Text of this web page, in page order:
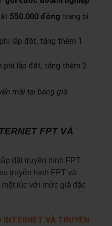
550.000 đồng trang bị
lắp đặt, tặng thêm 1
phí lắp đặt, tặng thêm 2
mãi tại bảng giá
FPT VÀ
đặt truyền hình FPT
truyền hình FPT và
một lúc với mức giá đặc
INTERNET VÀ TRUYỀN